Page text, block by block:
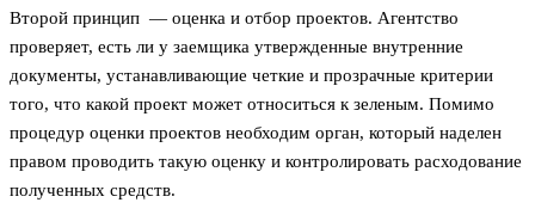
Второй принцип — оценка и отбор проектов. Агентство
проверяет, есть ли у заемщика утвержденные внутренние
документы, устанавливающие четкие и прозрачные критерии
того, что какой проект может относиться к зеленым. Помимо
процедур оценки проектов необходим орган, который наделен
правом проводить такую оценку и контролировать расходование
полученных средств.